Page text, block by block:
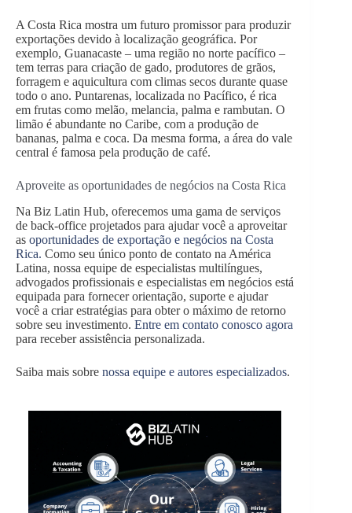
A Costa Rica mostra um futuro promissor para produzir
exportações devido à localização geográfica. Por
exemplo, Guanacaste – uma região no norte pacífico –
tem terras para criação de gado, produtores de grãos,
forragem e aquicultura com climas secos durante quase
todo o ano. Puntarenas, localizada no Pacífico, é rica
em frutas como melão, melancia, palma e rambutan. O
limão é abundante no Caribe, com a produção de
bananas, palma e coca. Da mesma forma, a área do vale
central é famosa pela produção de café.
Aproveite as oportunidades de negócios na Costa Rica
Na Biz Latin Hub, oferecemos uma gama de serviços
de back-office projetados para ajudar você a aproveitar
as oportunidades de exportação e negócios na Costa
Rica. Como seu único ponto de contato na América
Latina, nossa equipe de especialistas multilíngues,
advogados profissionais e especialistas em negócios está
equipada para fornecer orientação, suporte e ajudar
você a criar estratégias para obter o máximo de retorno
sobre seu investimento. Entre em contato conosco agora
para receber assistência personalizada.
Saiba mais sobre nossa equipe e autores especializados.